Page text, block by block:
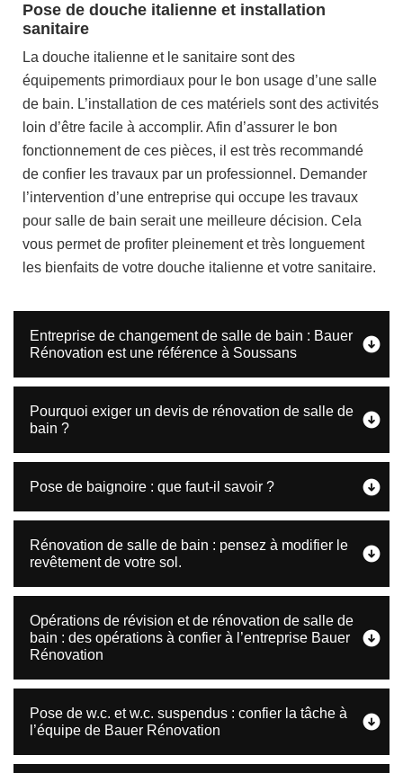
Pose de douche italienne et installation
sanitaire
La douche italienne et le sanitaire sont des
équipements primordiaux pour le bon usage d’une salle
de bain. L’installation de ces matériels sont des activités
loin d’être facile à accomplir. Afin d’assurer le bon
fonctionnement de ces pièces, il est très recommandé
de confier les travaux par un professionnel. Demander
l’intervention d’une entreprise qui occupe les travaux
pour salle de bain serait une meilleure décision. Cela
vous permet de profiter pleinement et très longuement
les bienfaits de votre douche italienne et votre sanitaire.
Entreprise de changement de salle de bain : Bauer
Rénovation est une référence à Soussans
Pourquoi exiger un devis de rénovation de salle de
bain ?
Pose de baignoire : que faut-il savoir ?
Rénovation de salle de bain : pensez à modifier le
revêtement de votre sol.
Opérations de révision et de rénovation de salle de
bain : des opérations à confier à l’entreprise Bauer
Rénovation
Pose de w.c. et w.c. suspendus : confier la tâche à
l’équipe de Bauer Rénovation